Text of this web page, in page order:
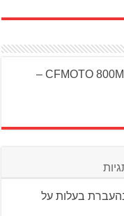
מבחן ארוך טווח ל־CFMOTO 800MT-X –
בעלות על